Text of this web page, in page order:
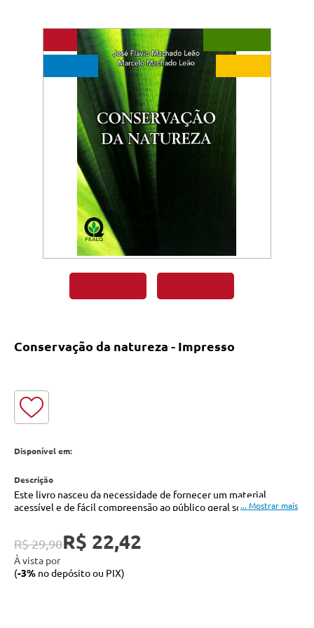
Conservação da natureza - Impresso
Disponível em:
Este livro nasceu da necessidade de fornecer um material
acessível e de fácil compreensão ao público geral sobre os
Tal preocupação torna-se ainda mais relevante quando se
considera as graves agressões aos recursos naturais e as formas
equivocadas com que são tratados. Essa situação pode até
R$ 29,90R$ 22,42
À vista por
(-3% no depósito ou PIX)